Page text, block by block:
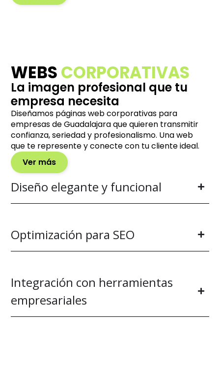
Diseño elegante y funcional
Optimización para SEO
Integración con herramientas
empresariales
WEBSCORPORATIVAS
La imagen profesional que tu
empresa necesita
Diseñamos páginas web corporativas para
empresas de Guadalajara que quieren transmitir
confianza, seriedad y profesionalismo. Una web
que te represente y conecte con tu cliente ideal.
Ver más